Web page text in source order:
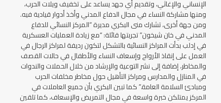
الإنساني والإغاثي، وتقديم أي جهد يساعد على تخفيف ويلات الحرب،
ومنها مشاركة النساء في مجال الدفاع المدني وأخذ أدوار قيادية فيه.
ومن جهة أخرى، تشارك منى البكري مديرة “المركز النسائي للدفاع
المدني في خان شيخون” تجربتها قائلة: “مع زيادة العمليات العسكرية
في إدلب بدأت المراكز النسائية بالتشكل لتكون رديفة لمراكز الرجال في
العمل على إنقاذ الأرواح وإسعاف النساء والأطفال في حالات القصف
والمخاطر، إضافة إلى نشر التوعية والإرشاد من خلال الحملات والندوات
في المنازل والمدارس ومراكز التأهيل حول مخاطر مخلفات الحرب
ومبادئ السلامة العامة.” كما تبين البكري بأن جميع العاملات في
المركز يمتلكن خبرة واسعة في مجال التمريض والإسعاف، كما تلقين